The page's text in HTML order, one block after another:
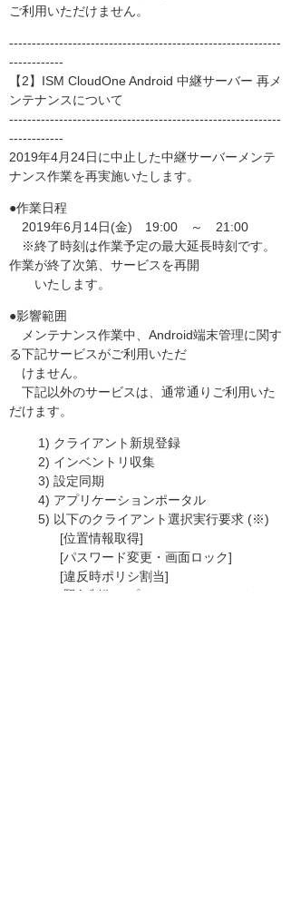
ご利用いただけません。
------------------------------------------------------------
------------
【2】ISM CloudOne Android 中継サーバー 再メ
ンテナンスについて
------------------------------------------------------------
------------
2019年4月24日に中止した中継サーバーメンテ
ナンス作業を再実施いたします。
●作業日程
2019年6月14日(金) 19:00 ～ 21:00
※終了時刻は作業予定の最大延長時刻です。
作業が終了次第、サービスを再開
いたします。
●影響範囲
メンテナンス作業中、Android端末管理に関す
る下記サービスがご利用いただ
けません。
下記以外のサービスは、通常通りご利用いた
だけます。
1) クライアント新規登録
2) インベントリ収集
3) 設定同期
4) アプリケーションポータル
5) 以下のクライアント選択実行要求 (※)
[位置情報取得]
[パスワード変更・画面ロック]
[違反時ポリシ割当]
[緊急制御アプリケーションロック]